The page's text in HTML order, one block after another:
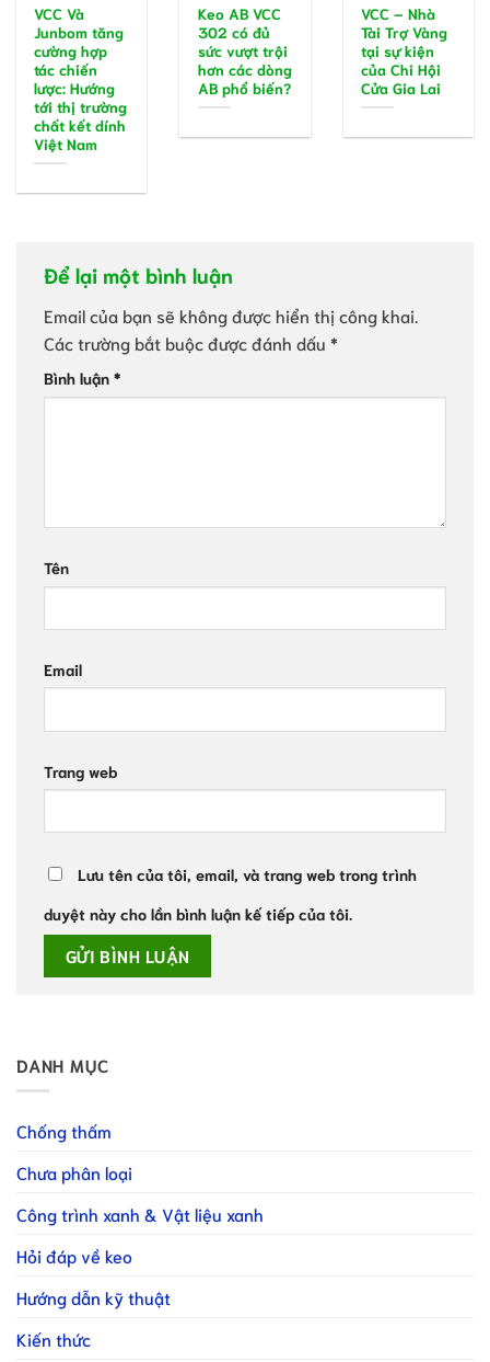
VCC Và
Junbom tăng
cường hợp
tác chiến
lược: Hướng
tới thị trường
chất kết dính
Việt Nam
Keo AB VCC
302 có đủ
sức vượt trội
hơn các dòng
AB phổ biến?
VCC – Nhà
Tài Trợ Vàng
tại sự kiện
của Chi Hội
Cửa Gia Lai
Để lại một bình luận
Email của bạn sẽ không được hiển thị công khai.
Các trường bắt buộc được đánh dấu *
Bình luận *
Tên
Email
Trang web
Lưu tên của tôi, email, và trang web trong trình
duyệt này cho lần bình luận kế tiếp của tôi.
DANH MỤC
Chống thấm
Chưa phân loại
Công trình xanh & Vật liệu xanh
Hỏi đáp về keo
Hướng dẫn kỹ thuật
Kiến thức